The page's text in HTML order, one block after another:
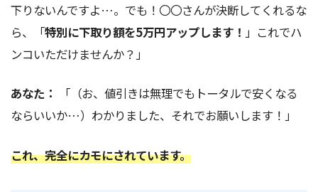
下りないんですよ…。でも！〇〇さんが決断してくれるな
ら、「特別に下取り額を5万円アップします！ 」これでハ
ンコいただけませんか？」
あなた：
「（お、値引きは無理でもトータルで安くなる
ならいいか…）わかりました、それでお願いします！」
これ、完全にカモにされています。